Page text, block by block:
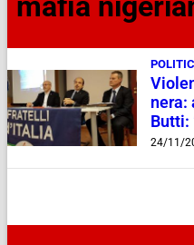
nera:
Butti:
24/11/